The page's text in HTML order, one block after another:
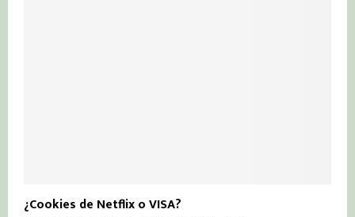
¿Cookies de Netflix o VISA?